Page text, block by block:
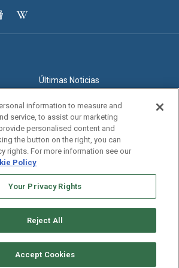
Últimas Noticias
Edición Impresa
information to measure and
service, to assist our marketing
personalised content and
the button on the right, you can
rights. For more information see our
Policy
Your Privacy Rights
Reject All
Accept Cookies